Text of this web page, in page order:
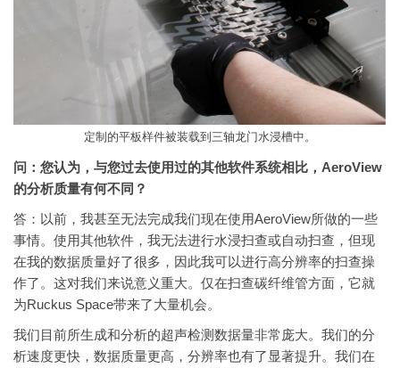
定制的平板样件被装载到三轴龙门水浸槽中。
问：您认为，与您过去使用过的其他软件系统相比，AeroView
的分析质量有何不同？
答：以前，我甚至无法完成我们现在使用AeroView所做的一些
事情。使用其他软件，我无法进行水浸扫查或自动扫查，但现
在我的数据质量好了很多，因此我可以进行高分辨率的扫查操
作了。这对我们来说意义重大。仅在扫查碳纤维管方面，它就
为Ruckus Space带来了大量机会。
我们目前所生成和分析的超声检测数据量非常庞大。我们的分
析速度更快，数据质量更高，分辨率也有了显著提升。我们在